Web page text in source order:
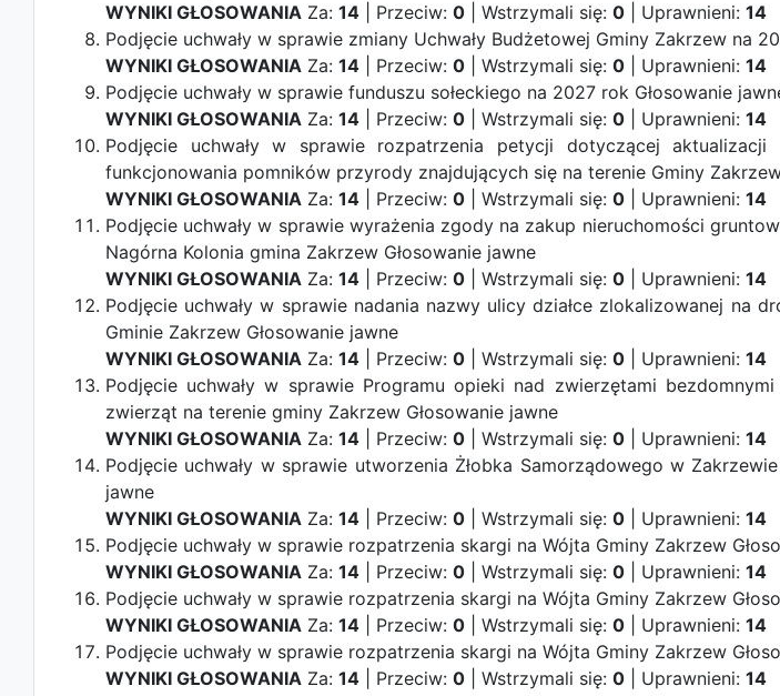
WYNIKI GŁOSOWANIA Za: 14 | Przeciw: 0 | Wstrzymali się: 0 | Uprawnieni: 14
Podjęcie uchwały w sprawie zmiany Uchwały Budżetowej Gminy Zakrzew na
WYNIKI GŁOSOWANIA Za: 14 | Przeciw: 0 | Wstrzymali się: 0 | Uprawnieni: 14
Podjęcie uchwały w sprawie funduszu sołeckiego na 2027 rok Głosowanie
WYNIKI GŁOSOWANIA Za: 14 | Przeciw: 0 | Wstrzymali się: 0 | Uprawnieni: 14
Podjęcie uchwały w sprawie rozpatrzenia petycji dotyczącej
funkcjonowania pomników przyrody znajdujących się na terenie Gminy
WYNIKI GŁOSOWANIA Za: 14 | Przeciw: 0 | Wstrzymali się: 0 | Uprawnieni: 14
Podjęcie uchwały w sprawie wyrażenia zgody na zakup nieruchomości
Nagórna Kolonia gmina Zakrzew Głosowanie jawne
WYNIKI GŁOSOWANIA Za: 14 | Przeciw: 0 | Wstrzymali się: 0 | Uprawnieni: 14
Podjęcie uchwały w sprawie nadania nazwy ulicy działce zlokalizowanej na
Gminie Zakrzew Głosowanie jawne
WYNIKI GŁOSOWANIA Za: 14 | Przeciw: 0 | Wstrzymali się: 0 | Uprawnieni: 14
Podjęcie uchwały w sprawie Programu opieki nad zwierzętami
zwierząt na terenie gminy Zakrzew Głosowanie jawne
WYNIKI GŁOSOWANIA Za: 14 | Przeciw: 0 | Wstrzymali się: 0 | Uprawnieni: 14
Podjęcie uchwały w sprawie utworzenia Żłobka Samorządowego w
jawne
WYNIKI GŁOSOWANIA Za: 14 | Przeciw: 0 | Wstrzymali się: 0 | Uprawnieni: 14
Podjęcie uchwały w sprawie rozpatrzenia skargi na Wójta Gminy Zakrzew
WYNIKI GŁOSOWANIA Za: 14 | Przeciw: 0 | Wstrzymali się: 0 | Uprawnieni: 14
Podjęcie uchwały w sprawie rozpatrzenia skargi na Wójta Gminy Zakrzew
WYNIKI GŁOSOWANIA Za: 14 | Przeciw: 0 | Wstrzymali się: 0 | Uprawnieni: 14
Podjęcie uchwały w sprawie rozpatrzenia skargi na Wójta Gminy Zakrzew
WYNIKI GŁOSOWANIA Za: 14 | Przeciw: 0 | Wstrzymali się: 0 | Uprawnieni: 14